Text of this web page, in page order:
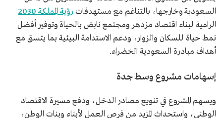
السعودية وخارجها، بالتناغم مع مستهدفات رؤية المملكة 2030
الرامية لبناء اقتصاد مزدهر ومجتمع نابض بالحياة وتوفير أفضل
نمط حياة للسكان والزوار، ودعم الاستدامة البيئية بما يتسق مع
أهداف مبادرة السعودية الخضراء.
إسهامات مشروع وسط جدة
ويسهم المشروع في تنويع مصادر الدخل، ودفع مسيرة الاقتصاد
الوطني، واستحداث المزيد من فرص العمل لأبناء وبنات الوطن،